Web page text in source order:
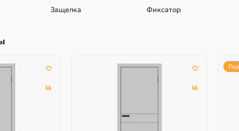
Защелка Фиксатор